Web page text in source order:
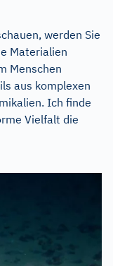
werden Sie
Materialien
Menschen
aus komplexen
Ich finde
Vielfalt die